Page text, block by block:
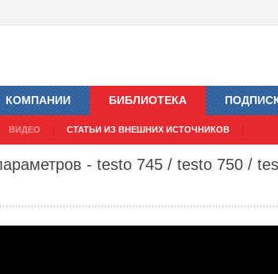
КОМПАНИИ БИБЛИОТЕКА
ВИДЕО СТАТЬИ ИЗ ВНЕШНИХ ИСТОЧНИКОВ
- testo 745 / testo 750 /